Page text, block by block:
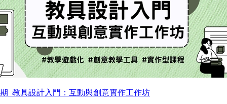
_教具設計入門：互動與創意實作工作坊